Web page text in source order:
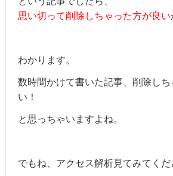
思い切って削除しちゃった方が良い
わかります。
数時間かけて書いた記事、削除し
い！
と思っちゃいますよね。
でもね、アクセス解析見てみてくだ